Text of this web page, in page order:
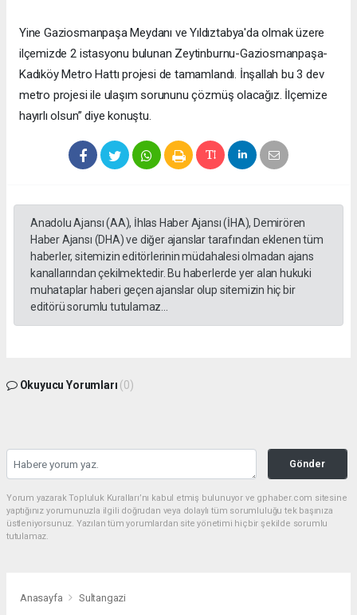
Yine Gaziosmanpaşa Meydanı ve Yıldıztabya'da olmak üzere
ilçemizde 2 istasyonu bulunan Zeytinburnu-Gaziosmanpaşa-
Kadıköy Metro Hattı projesi de tamamlandı. İnşallah bu 3 dev
metro projesi ile ulaşım sorununu çözmüş olacağız. İlçemize
hayırlı olsun” diye konuştu.
Anadolu Ajansı (AA), İhlas Haber Ajansı (İHA), Demirören
Haber Ajansı (DHA) ve diğer ajanslar tarafından eklenen tüm
haberler, sitemizin editörlerinin müdahalesi olmadan ajans
kanallarından çekilmektedir. Bu haberlerde yer alan hukuki
muhataplar haberi geçen ajanslar olup sitemizin hiç bir
editörü sorumlu tutulamaz...
Okuyucu Yorumları (0)
Gönder
Yorum yazarak Topluluk Kuralları’nı kabul etmiş bulunuyor ve gphaber.com sitesine
yaptığınız yorumunuzla ilgili doğrudan veya dolaylı tüm sorumluluğu tek başınıza
üstleniyorsunuz. Yazılan tüm yorumlardan site yönetimi hiçbir şekilde sorumlu
tutulamaz.
Anasayfa Sultangazi